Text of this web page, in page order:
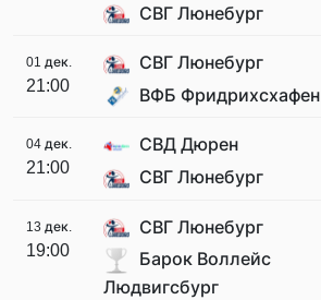
СВГ Люнебург
01 дек.
21:00
СВГ Люнебург
ВФБ Фридрихсхафен
04 дек.
21:00
СВД Дюрен
СВГ Люнебург
13 дек.
19:00
СВГ Люнебург
Барок Воллейс
Людвигсбург